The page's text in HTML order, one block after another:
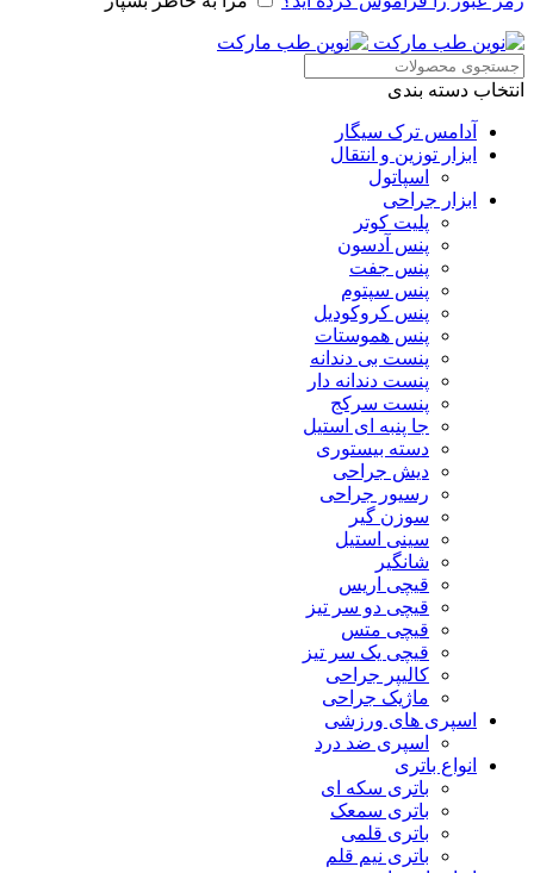
انتخاب دسته بندی
آدامس ترک سیگار
ابزار توزین و انتقال
اسپاتول
ابزار جراحی
پلیت کوتر
پنس آدسون
پنس جفت
پنس سپتوم
پنس کروکودیل
پنس هموستات
پنست بی دندانه
پنست دندانه دار
پنست سرکج
جا پنبه ای استیل
دسته بیستوری
دیش جراحی
رسیور جراحی
سوزن گیر
سینی استیل
شانگیر
قیچی اریس
قیچی دو سر تیز
قیچی متس
قیچی یک سر تیز
کالیپر جراحی
ماژیک جراحی
اسپری های ورزشی
اسپری ضد درد
انواع باتری
باتری سکه ای
باتری سمعک
باتری قلمی
باتری نیم قلم